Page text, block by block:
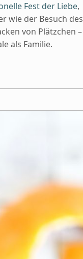
Fest der Liebe,
wie der Besuch des
von Plätzchen –
als Familie.